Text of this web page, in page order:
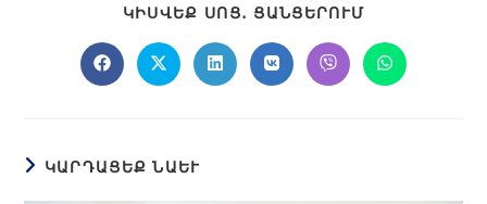
ԿԻՍՎԵՔ ՍՈՑ․ ՑԱՆՑԵՐՈՒՄ
ԿԱՐԴԱՑԵՔ ՆԱԵՒ